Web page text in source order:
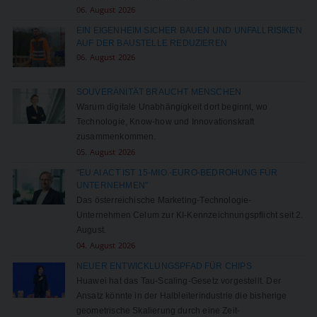
06. August 2026
EIN EIGENHEIM SICHER BAUEN UND UNFALLRISIKEN
AUF DER BAUSTELLE REDUZIEREN
06. August 2026
SOUVERÄNITÄT BRAUCHT MENSCHEN
Warum digitale Unabhängigkeit dort beginnt, wo
Technologie, Know-how und Innovationskraft
zusammenkommen.
05. August 2026
"EU AI ACT IST 15-MIO.-EURO-BEDROHUNG FÜR
UNTERNEHMEN"
Das österreichische Marketing-Technologie-
Unternehmen Celum zur KI-Kennzeichnungspflicht seit 2.
August.
04. August 2026
NEUER ENTWICKLUNGSPFAD FÜR CHIPS
Huawei hat das Tau-Scaling-Gesetz vorgestellt. Der
Ansatz könnte in der Halbleiterindustrie die bisherige
geometrische Skalierung durch eine Zeit-